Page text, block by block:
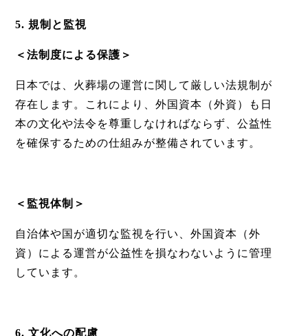
5. 規制と監視
＜法制度による保護＞
日本では、火葬場の運営に関して厳しい法規制が
存在します。これにより、外国資本 （外資）
も日
本の文化や法令を尊重しなければならず、公益性
を確保するための仕組みが整備されています。
＜監視体制＞
自治体や国が適切な監視を行い、外国資本 （外
資） による運営が公益性を損なわないように管理
しています。
6. 文化への配慮